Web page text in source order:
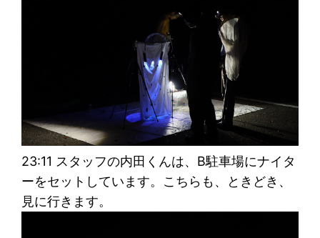
23:11 スタッフの内田くんは、B駐車場にナイタ
ーをセットしています。こちらも、ときどき、
見に行きます。